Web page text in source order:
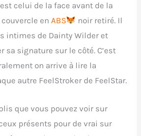
celui de la face avant de la
couvercle enABS
noir retiré. Il
intimes de Dainty Wilder et
sa signature sur le côté. C’est
on arrive à lire la
autre FeelStroker de FeelStar.
que vous pouvez voir sur
présents pour de vrai sur